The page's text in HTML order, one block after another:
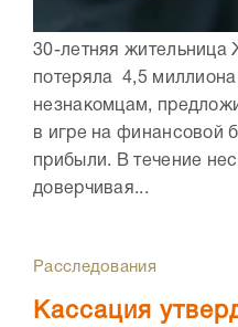
30-летняя жительница
потеряла 4,5
незнакомцам,
в игре на финансовой
прибыли. В течение
доверчивая...
Расследования
Кассация